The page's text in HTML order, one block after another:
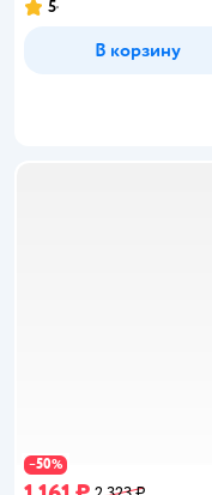
Рейтинг:
5
В корзину
−50%